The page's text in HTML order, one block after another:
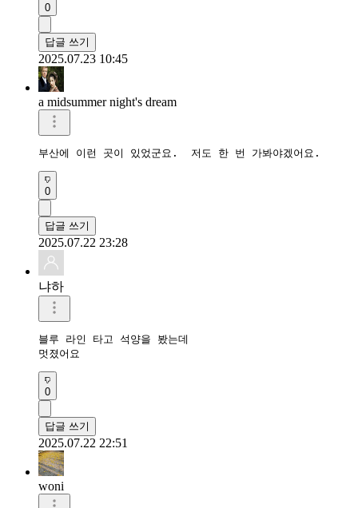
0
답글 쓰기
2025.07.23 10:45
a midsummer night's dream
부산에 이런 곳이 있었군요.  저도 한 번 가봐야겠어요.
0
답글 쓰기
2025.07.22 23:28
냐하
블루 라인 타고 석양을 봤는데
멋졌어요
0
답글 쓰기
2025.07.22 22:51
woni